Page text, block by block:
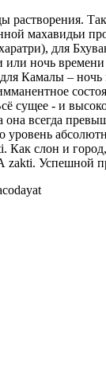
махавидьи
для
ночь
Камалы –
- и
всегда
уровень
Как слон и
zakti. Успешной